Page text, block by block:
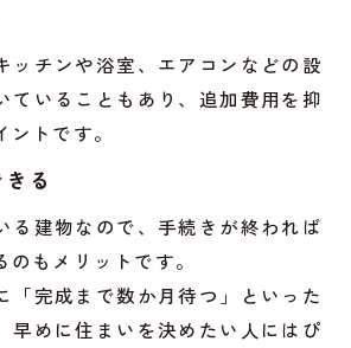
ッチンや浴室、エアコンなどの設
ていることもあり、追加費用を抑
トです。
る
る建物なので、手続きが終われば
もメリットです。
「完成まで数か月待つ」といった
早めに住まいを決めたい人にはぴ